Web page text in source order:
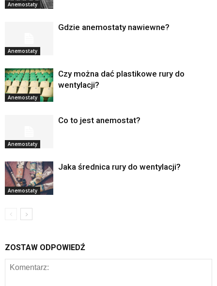
Anemostaty
Anemostaty
Gdzie anemostaty nawiewne?
Anemostaty
Czy można dać plastikowe rury do
wentylacji?
Anemostaty
Co to jest anemostat?
Anemostaty
Jaka średnica rury do wentylacji?
ZOSTAW ODPOWIEDŹ